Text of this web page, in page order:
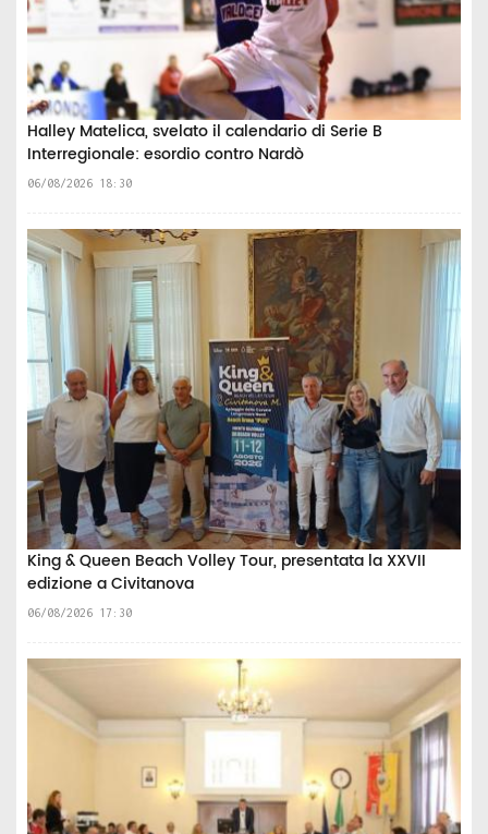
Halley Matelica, svelato il calendario di Serie B
Interregionale: esordio contro Nardò
06/08/2026 18:30
King & Queen Beach Volley Tour, presentata la XXVII
edizione a Civitanova
06/08/2026 17:30